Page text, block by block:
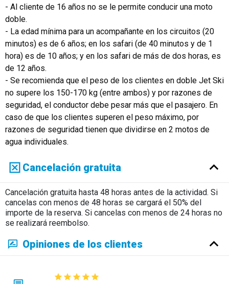
- Al cliente de 16 años no se le permite conducir una moto
doble.
- La edad mínima para un acompañante en los circuitos (20
minutos) es de 6 años; en los safari (de 40 minutos y de 1
hora) es de 10 años; y en los safari de más de dos horas, es
de 12 años.
- Se recomienda que el peso de los clientes en doble Jet Ski
no supere los 150-170 kg (entre ambos) y por razones de
seguridad, el conductor debe pesar más que el pasajero. En
caso de que los clientes superen el peso máximo, por
razones de seguridad tienen que dividirse en 2 motos de
agua individuales.
Cancelación gratuita
Cancelación gratuita hasta 48 horas antes de la actividad. Si
cancelas con menos de 48 horas se cargará el 50% del
importe de la reserva. Si cancelas con menos de 24 horas no
se realizará reembolso.
Opiniones de los clientes